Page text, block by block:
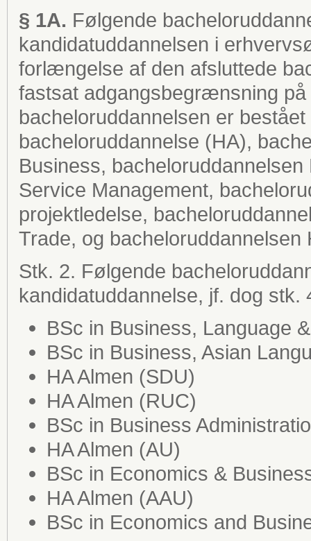
§ 1A. Følgende
kandidatuddannelsen i
forlængelse af den afsluttede
fastsat adgangsbegrænsning
bacheloruddannelsen er
bacheloruddannelse (HA),
Business,
Service Management,
projektledelse,
Trade, og
Stk. 2. Følgende
kandidatuddannelse, jf. dog stk.
BSc in Business, Language
BSc in Business, Asian
HA Almen (SDU)
HA Almen (RUC)
BSc in Business
HA Almen (AU)
BSc in Economics &
HA Almen (AAU)
BSc in Economics and